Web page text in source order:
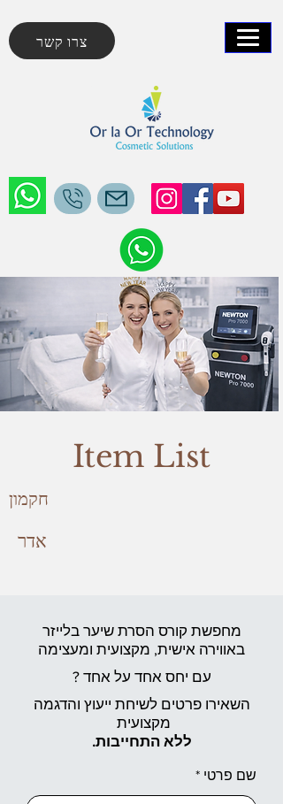
צרו קשר
Item List
חקמון
אדר
מחפשת קורס הסרת שיער בלייזר
באווירה אישית, מקצועית ומעצימה
עם יחס אחד על אחד ?
השאירו פרטים לשיחת ייעוץ והדגמה
מקצועית
ללא התחייבות.
שם פרטי